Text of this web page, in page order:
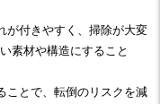
が付きやすく、掃除が大変
素材や構造にすること
ことで、転倒のリスクを減